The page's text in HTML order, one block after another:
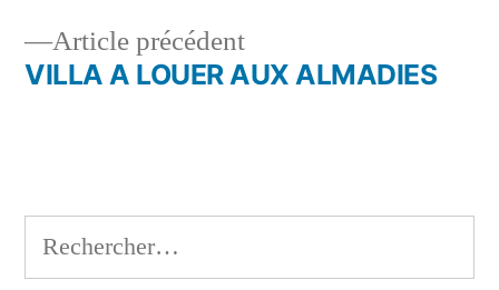
l’article
Article précédentArticle
précédent :
VILLA A LOUER AUX ALMADIES
Rechercher :